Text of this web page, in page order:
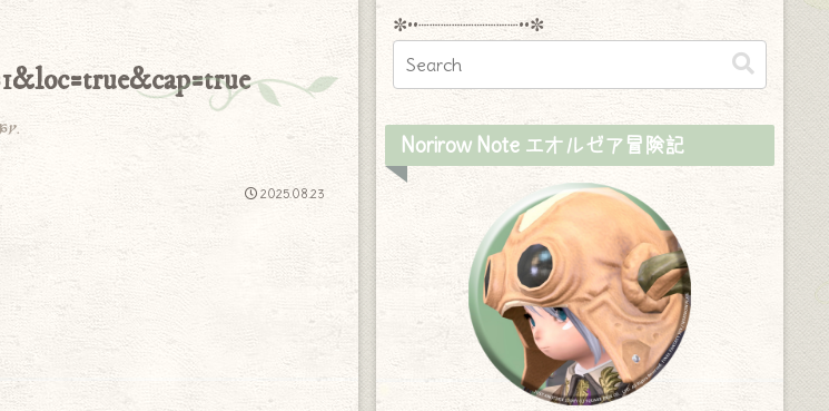
2025.08.23
✼••┈┈┈┈┈┈┈┈┈••✼
Norirow Note エオルゼア冒険記